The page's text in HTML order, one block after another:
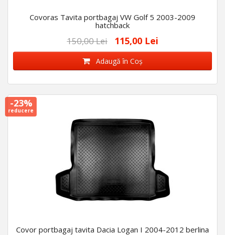
Covoras Tavita portbagaj VW Golf 5 2003-2009
hatchback
150,00 Lei 115,00 Lei
Adaugă în Coş
-23%
reducere
Covor portbagaj tavita Dacia Logan I 2004-2012 berlina